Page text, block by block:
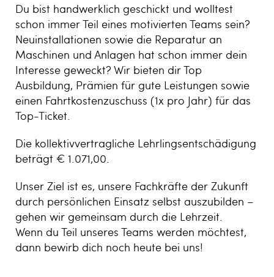
Du bist handwerklich geschickt und wolltest
schon immer Teil eines motivierten Teams sein?
Neuinstallationen sowie die Reparatur an
Maschinen und Anlagen hat schon immer dein
Interesse geweckt? Wir bieten dir Top
Ausbildung, Prämien für gute Leistungen sowie
einen Fahrtkostenzuschuss (1x pro Jahr) für das
Top-Ticket.
Die kollektivvertragliche Lehrlingsentschädigung
beträgt € 1.071,00.
Unser Ziel ist es, unsere Fachkräfte der Zukunft
durch persönlichen Einsatz selbst auszubilden –
gehen wir gemeinsam durch die Lehrzeit.
Wenn du Teil unseres Teams werden möchtest,
dann bewirb dich noch heute bei uns!